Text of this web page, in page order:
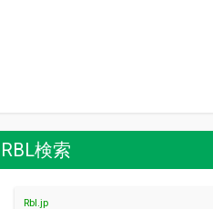
RBL検索
Rbl.jp